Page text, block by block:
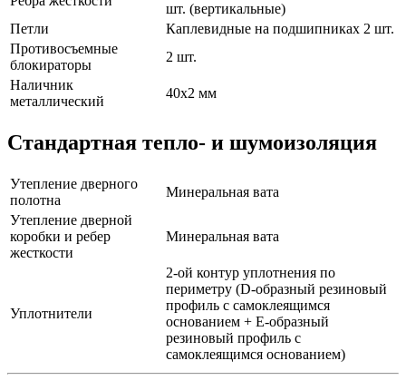
шт. (вертикальные)
Петли
Каплевидные на подшипниках 2 шт.
Противосъемные
блокираторы
2 шт.
Наличник
металлический
40х2 мм
Стандартная тепло- и шумоизоляция
Утепление дверного
полотна
Минеральная вата
Утепление дверной
коробки и ребер
жесткости
Минеральная вата
Уплотнители
2-ой контур уплотнения по
периметру (D-образный резиновый
профиль с самоклеящимся
основанием + Е-образный
резиновый профиль с
самоклеящимся основанием)